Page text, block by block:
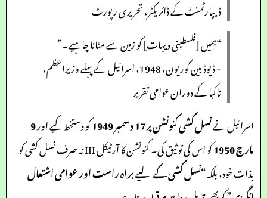
ڈیپارٹمنٹ کے ڈائریکٹر، تحریری رپورٹ
“ہمیں [فلسطینی دیہات] کو زمین سے مٹانا چاہیے۔”
- ڈیوڈ بین گوریون، 1948، اسرائیل کے پہلے وزیراعظم،
ناکبا کے دوران عوامی تقریر
اسرائیل نےنسل کشی کنونشنپر17 دسمبر 1949 کو دستخط کیے اور9
مارچ 1950
کو اس کی توثیق کی۔ کنونشن کا آرٹیکل III نہ صرف نسل کشی کو
بذات خود، بلکہ“نسل کشی کے لیے براہ راست اور عوامی اشتعال